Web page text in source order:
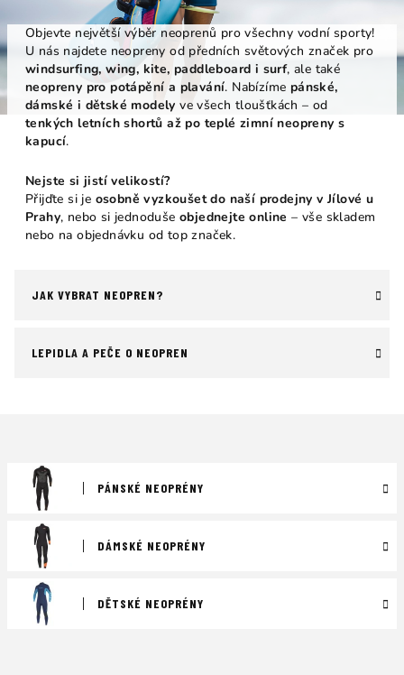
Objevte největší výběr neoprenů pro všechny vodní sporty!
U nás najdete neopreny od předních světových značek pro
windsurfing, wing, kite, paddleboard i surf, ale také
neopreny pro potápění a plavání. Nabízíme pánské,
dámské i dětské modely ve všech tloušťkách – od
tenkých letních shortů až po teplé zimní neopreny s
kapucí.
Nejste si jistí velikostí?
Přijďte si je osobně vyzkoušet do naší prodejny v Jílové u
Prahy, nebo si jednoduše objednejte online – vše skladem
nebo na objednávku od top značek.
JAK VYBRAT NEOPREN?
LEPIDLA A PEČE O NEOPREN
PÁNSKÉ NEOPRÉNY
DÁMSKÉ NEOPRÉNY
DĚTSKÉ NEOPRÉNY